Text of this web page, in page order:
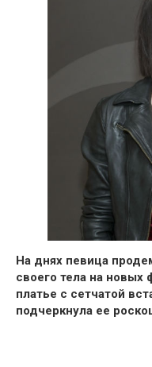
На днях певица
своего тела на
платье с сетчатой
подчеркнула ее